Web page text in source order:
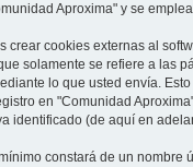
Aproxima" y se
crear cookies externas al
solamente se refiere a las
lo que usted envía.
en "Comunidad
identificado (de aquí en
constará de un